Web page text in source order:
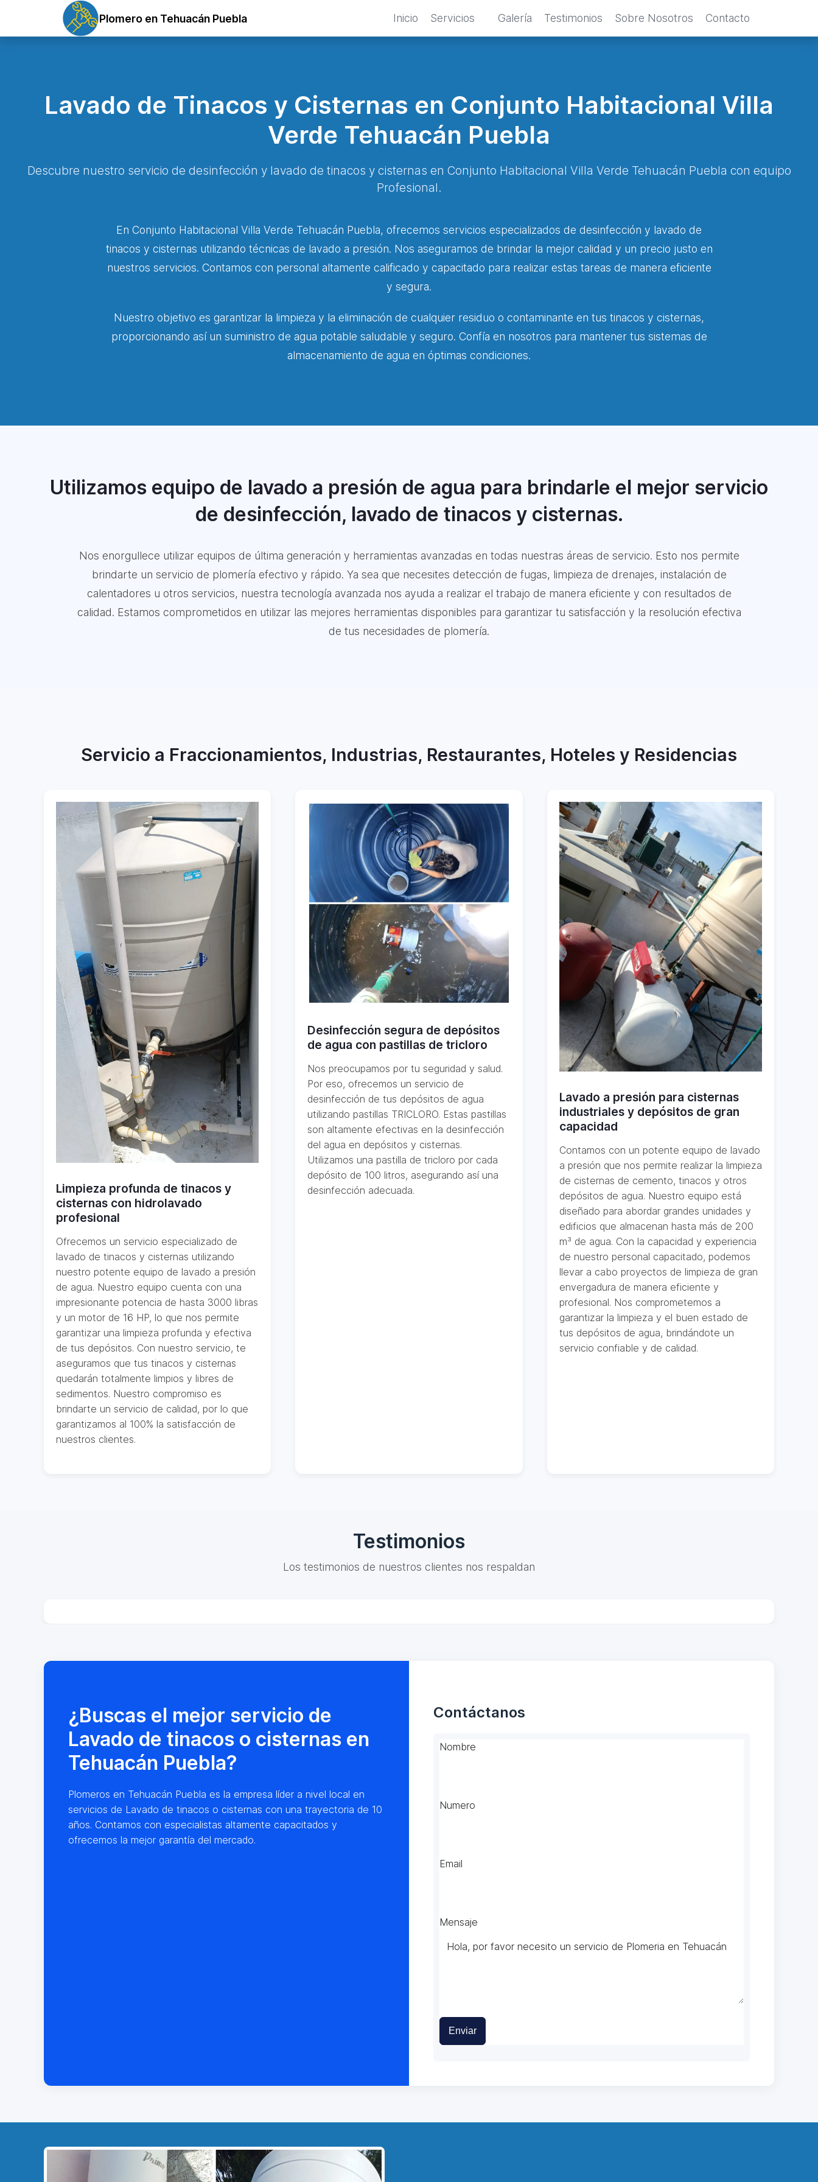
Plomero en Tehuacán Puebla Inicio Servicios Galería Testimonios Sobre Nosotros Contacto
Lavado de Tinacos y Cisternas en Conjunto Habitacional Villa
Verde Tehuacán Puebla
Descubre nuestro servicio de desinfección y lavado de tinacos y cisternas en Conjunto Habitacional Villa Verde Tehuacán Puebla con equipo
Profesional.
En Conjunto Habitacional Villa Verde Tehuacán Puebla, ofrecemos servicios especializados de desinfección y lavado de
tinacos y cisternas utilizando técnicas de lavado a presión. Nos aseguramos de brindar la mejor calidad y un precio justo en
nuestros servicios. Contamos con personal altamente calificado y capacitado para realizar estas tareas de manera eficiente
y segura.
Nuestro objetivo es garantizar la limpieza y la eliminación de cualquier residuo o contaminante en tus tinacos y cisternas,
proporcionando así un suministro de agua potable saludable y seguro. Confía en nosotros para mantener tus sistemas de
almacenamiento de agua en óptimas condiciones.
Utilizamos equipo de lavado a presión de agua para brindarle el mejor servicio
de desinfección, lavado de tinacos y cisternas.
Nos enorgullece utilizar equipos de última generación y herramientas avanzadas en todas nuestras áreas de servicio. Esto nos permite
brindarte un servicio de plomería efectivo y rápido. Ya sea que necesites detección de fugas, limpieza de drenajes, instalación de
calentadores u otros servicios, nuestra tecnología avanzada nos ayuda a realizar el trabajo de manera eficiente y con resultados de
calidad. Estamos comprometidos en utilizar las mejores herramientas disponibles para garantizar tu satisfacción y la resolución efectiva
de tus necesidades de plomería.
Servicio a Fraccionamientos, Industrias, Restaurantes, Hoteles y Residencias
Limpieza profunda de tinacos y
cisternas con hidrolavado
profesional
Ofrecemos un servicio especializado de
lavado de tinacos y cisternas utilizando
nuestro potente equipo de lavado a presión
de agua. Nuestro equipo cuenta con una
impresionante potencia de hasta 3000 libras
y un motor de 16 HP, lo que nos permite
garantizar una limpieza profunda y efectiva
de tus depósitos. Con nuestro servicio, te
aseguramos que tus tinacos y cisternas
quedarán totalmente limpios y libres de
sedimentos. Nuestro compromiso es
brindarte un servicio de calidad, por lo que
garantizamos al 100% la satisfacción de
nuestros clientes.
Desinfección segura de depósitos
de agua con pastillas de tricloro
Nos preocupamos por tu seguridad y salud.
Por eso, ofrecemos un servicio de
desinfección de tus depósitos de agua
utilizando pastillas TRICLORO. Estas pastillas
son altamente efectivas en la desinfección
del agua en depósitos y cisternas.
Utilizamos una pastilla de tricloro por cada
depósito de 100 litros, asegurando así una
desinfección adecuada.
Lavado a presión para cisternas
industriales y depósitos de gran
capacidad
Contamos con un potente equipo de lavado
a presión que nos permite realizar la limpieza
de cisternas de cemento, tinacos y otros
depósitos de agua. Nuestro equipo está
diseñado para abordar grandes unidades y
edificios que almacenan hasta más de 200
m³ de agua. Con la capacidad y experiencia
de nuestro personal capacitado, podemos
llevar a cabo proyectos de limpieza de gran
envergadura de manera eficiente y
profesional. Nos comprometemos a
garantizar la limpieza y el buen estado de
tus depósitos de agua, brindándote un
servicio confiable y de calidad.
Testimonios
Los testimonios de nuestros clientes nos respaldan
¿Buscas el mejor servicio de
Lavado de tinacos o cisternas en
Tehuacán Puebla?
Plomeros en Tehuacán Puebla es la empresa líder a nivel local en
servicios de Lavado de tinacos o cisternas con una trayectoria de 10
años. Contamos con especialistas altamente capacitados y
ofrecemos la mejor garantía del mercado.
Contáctanos
Nombre
Numero
Email
Mensaje
Enviar